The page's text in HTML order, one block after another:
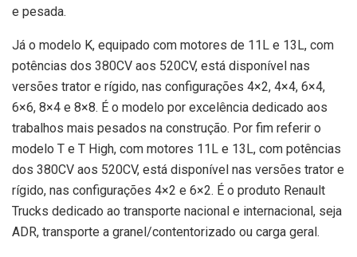
e pesada.
Já o modelo K, equipado com motores de 11L e 13L, com
potências dos 380CV aos 520CV, está disponível nas
versões trator e rígido, nas configurações 4×2, 4×4, 6×4,
6×6, 8×4 e 8×8. É o modelo por excelência dedicado aos
trabalhos mais pesados na construção. Por fim referir o
modelo T e T High, com motores 11L e 13L, com potências
dos 380CV aos 520CV, está disponível nas versões trator e
rígido, nas configurações 4×2 e 6×2. É o produto Renault
Trucks dedicado ao transporte nacional e internacional, seja
ADR, transporte a granel/contentorizado ou carga geral.